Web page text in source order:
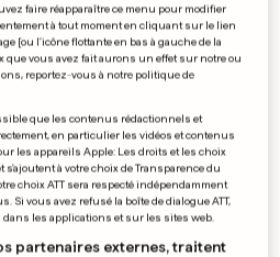
s'écrase sur
2018
Bleus célébrés comme
héros pour leur retour
0
faire réapparaître ce menu pour modifier
à tout moment en cliquant sur le lien
[ou l'icône flottante en bas à gauche de la
que vous avez fait aurons un effet sur notre ou
reportez-vous à notre politique de
que les contenus rédactionnels et
en particulier les vidéos et contenus
les appareils Apple: Les droits et les choix
à votre choix de Transparence du
choix ATT sera respecté indépendamment
Si vous avez refusé la boîte de dialogue ATT,
les applications et sur les sites web.
partenaires externes, traitent